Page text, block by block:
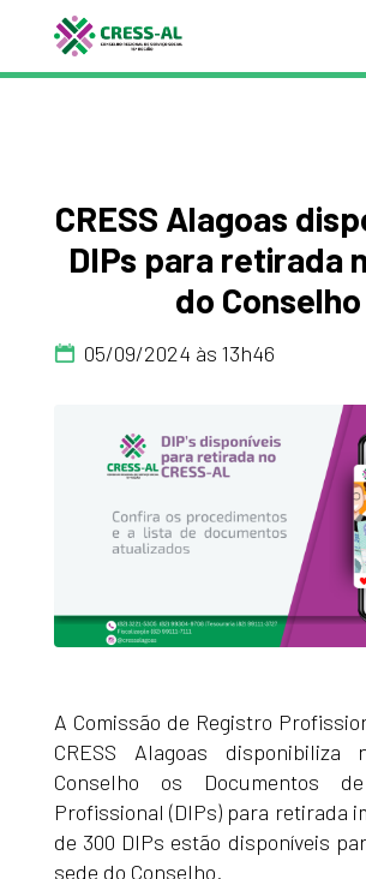
CRESS Alagoas
DIPs para retirada
do Conselho
05/09/2024 às 13h46
A Comissão de Registro
CRESS Alagoas
Conselho os Documentos
Profissional (DIPs) para retirada
de 300 DIPs estão disponíveis
sede do Conselho.